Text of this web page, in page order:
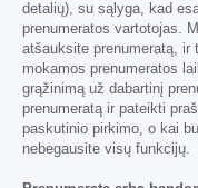
detalių), su sąlyga, kad
prenumeratos vartotojas.
atšauksite prenumeratą, ir
mokamos prenumeratos
grąžinimą už dabartinį
prenumeratą ir pateikti
paskutinio pirkimo, o kai
nebegausite visų funkcijų.